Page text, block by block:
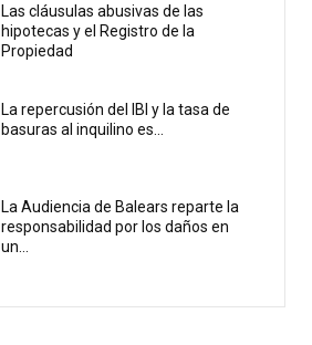
Las cláusulas abusivas de las
hipotecas y el Registro de la
Propiedad
La repercusión del IBI y la tasa de
basuras al inquilino es...
La Audiencia de Balears reparte la
responsabilidad por los daños en
un...